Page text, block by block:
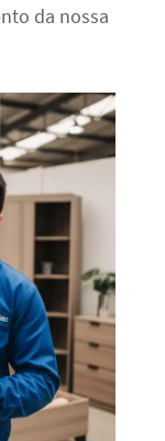
da nossa